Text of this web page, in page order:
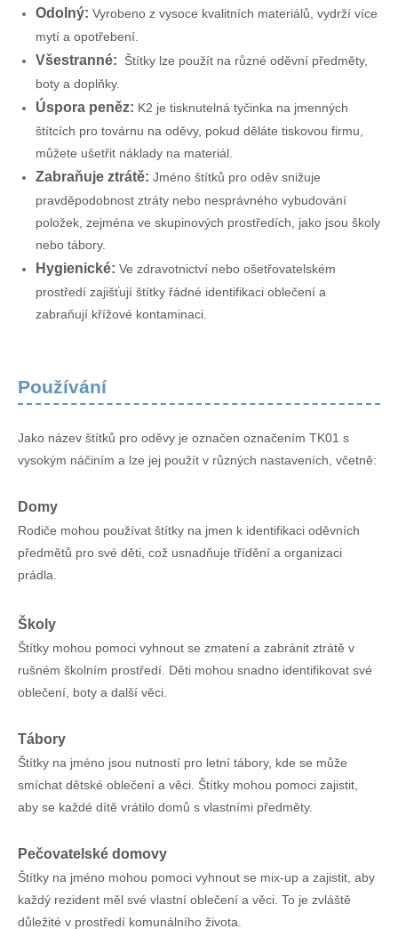
Odolný: Vyrobeno z vysoce kvalitních materiálů, vydrží více
mytí a opotřebení.
Všestranné: Štítky lze použít na různé oděvní předměty,
boty a doplňky.
Úspora peněz: K2 je tisknutelná tyčinka na jmenných
štítcích pro továrnu na oděvy, pokud děláte tiskovou firmu,
můžete ušetřit náklady na materiál.
Zabraňuje ztrátě: Jméno štítků pro oděv snižuje
pravděpodobnost ztráty nebo nesprávného vybudování
položek, zejména ve skupinových prostředích, jako jsou školy
nebo tábory.
Hygienické: Ve zdravotnictví nebo ošetřovatelském
prostředí zajišťují štítky řádné identifikaci oblečení a
zabraňují křížové kontaminaci.
Používání
Jako název štítků pro oděvy je označen označením TK01 s
vysokým náčiním a lze jej použít v různých nastaveních, včetně:
Domy
Rodiče mohou používat štítky na jmen k identifikaci oděvních
předmětů pro své děti, což usnadňuje třídění a organizaci
prádla.
Školy
Štítky mohou pomoci vyhnout se zmatení a zabránit ztrátě v
rušném školním prostředí. Děti mohou snadno identifikovat své
oblečení, boty a další věci.
Tábory
Štítky na jméno jsou nutností pro letní tábory, kde se může
smíchat dětské oblečení a věci. Štítky mohou pomoci zajistit,
aby se každé dítě vrátilo domů s vlastními předměty.
Pečovatelské domovy
Štítky na jméno mohou pomoci vyhnout se mix-up a zajistit, aby
každý rezident měl své vlastní oblečení a věci. To je zvláště
důležité v prostředí komunálního života.